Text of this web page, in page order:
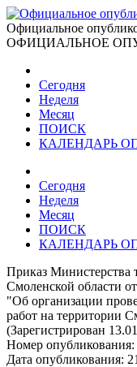
Официальное
ОФИЦИАЛЬНОЕ
Сегодня
Неделя
Месяц
ПОИСК
КАЛЕНДАРЬ
Сегодня
Неделя
Месяц
ПОИСК
КАЛЕНДАРЬ
Приказ Министерства
Смоленской области
"Об организации
работ на территории
(Зарегистрирован
Номер опубликования:
Дата опубликования: